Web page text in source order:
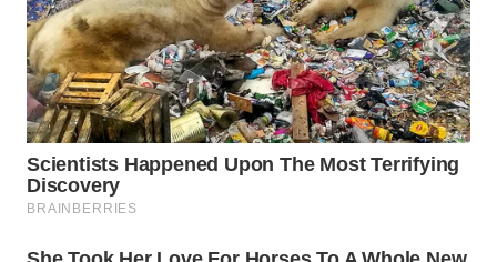
LAWAS
WN
SUMEDANG
WN
CIANJUR